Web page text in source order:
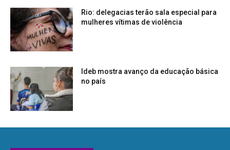
Rio: delegacias terão sala especial para
mulheres vítimas de violência
Ideb mostra avanço da educação básica
no país